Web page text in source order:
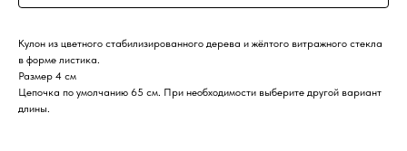
Кулон из цветного стабилизированного дерева и жёлтого витражного стекла
в форме листика.
Размер 4 см
Цепочка по умолчанию 65 см. При необходимости выберите другой вариант
длины.